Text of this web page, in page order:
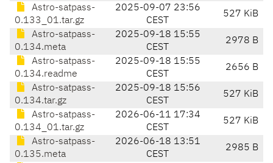
Astro-satpass-
0.133_01.tar.gz
2025-09-07 23:56
CEST
527 KiB
Astro-satpass-
0.134.meta
2025-09-18 15:55
CEST
2978 B
Astro-satpass-
0.134.readme
2025-09-18 15:55
CEST
2656 B
Astro-satpass-
0.134.tar.gz
2025-09-18 15:56
CEST
527 KiB
Astro-satpass-
0.134_01.tar.gz
2026-06-11 17:34
CEST
527 KiB
Astro-satpass-
0.135.meta
2026-06-18 13:51
CEST
2985 B